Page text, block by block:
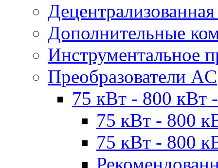
Дополнительные
Инструментальное
Преобразователи AC
75 кВт - 800 кВт
75 кВт - 800
75 кВт - 800